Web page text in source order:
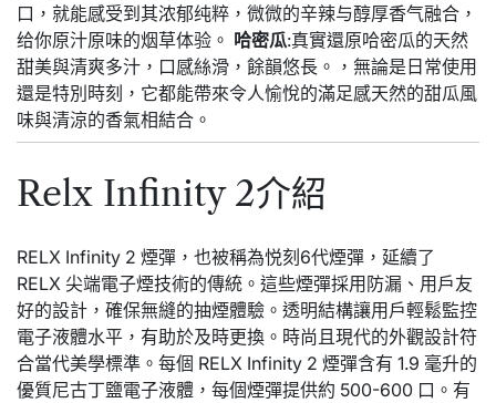
口，就能感受到其浓郁纯粹，微微的辛辣与醇厚香气融合，
给你原汁原味的烟草体验。 哈密瓜:真實還原哈密瓜的天然
甜美與清爽多汁，口感絲滑，餘韻悠長。，無論是日常使用
還是特別時刻，它都能帶來令人愉悅的滿足感天然的甜瓜風
味與清涼的香氣相結合。
Relx Infinity 2介紹
RELX Infinity 2 煙彈，也被稱為悦刻6代煙彈，延續了
RELX 尖端電子煙技術的傳統。這些煙彈採用防漏、用戶友
好的設計，確保無縫的抽煙體驗。透明結構讓用戶輕鬆監控
電子液體水平，有助於及時更換。時尚且現代的外觀設計符
合當代美學標準。每個 RELX Infinity 2 煙彈含有 1.9 毫升的
優質尼古丁鹽電子液體，每個煙彈提供約 500-600 口。有